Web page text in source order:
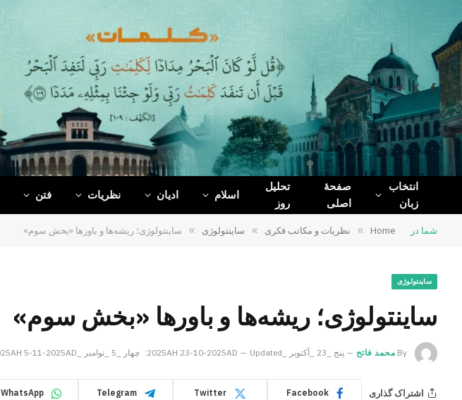
Facebook
X
(Twitter)
Telegram
WhatsApp
انتخاب
زبان
صفحۀ
اصلی
تحلیل
روز
اسلام ادیان نظریات فتن
شما در Home
» نظریات و مکاتب فکری » ساینتولوژی » ساینتولوژی؛ ریشه‌ها و باورها «بخش سوم»
ساینتولوژی
ساینتولوژی؛ ریشه‌ها و باورها «بخش سوم»
By محمد فاتح پنج _23 _آکتوبر _2025AH 23-10-2025AD Updated: چهار _5 _نوامبر _2025AH 5-11-2025AD
اشتراک گذاری Facebook
Twitter
Telegram
WhatsApp